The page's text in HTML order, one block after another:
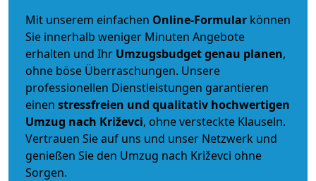
Mit unserem einfachen Online-Formular können
Sie innerhalb weniger Minuten Angebote
erhalten und Ihr Umzugsbudgetgenau planen,
ohne böse Überraschungen. Unsere
professionellen Dienstleistungen garantieren
einen stressfreien und qualitativ hochwertigen
Umzug nach Križevci, ohne versteckte Klauseln.
Vertrauen Sie auf uns und unser Netzwerk und
genießen Sie den Umzug nach Križevci ohne
Sorgen.